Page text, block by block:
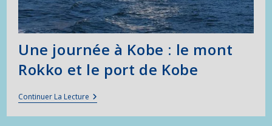
Une journée à Kobe : le mont
Rokko et le port de Kobe
Continuer La LectureUne
Journée
À